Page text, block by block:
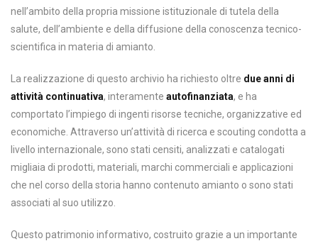
nell’ambito della propria missione istituzionale di tutela della
salute, dell’ambiente e della diffusione della conoscenza tecnico-
scientifica in materia di amianto.
La realizzazione di questo archivio ha richiesto oltre due anni di
attività continuativa, interamente autofinanziata, e ha
comportato l’impiego di ingenti risorse tecniche, organizzative ed
economiche. Attraverso un’attività di ricerca e scouting condotta a
livello internazionale, sono stati censiti, analizzati e catalogati
migliaia di prodotti, materiali, marchi commerciali e applicazioni
che nel corso della storia hanno contenuto amianto o sono stati
associati al suo utilizzo.
Questo patrimonio informativo, costruito grazie a un importante